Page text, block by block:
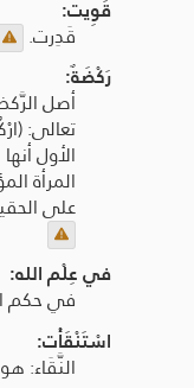
قَوِيت:
قَدِرت.
رَكْضَةٌ:
أصل
الأول
المرأة
على
في عِلْم الله:
في حكم
اسْتَنْقَأْت:
النَّقَاء: